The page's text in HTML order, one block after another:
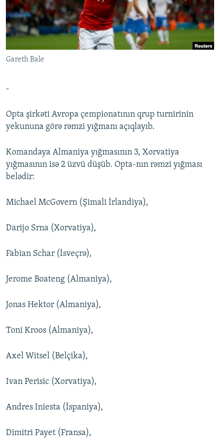
İNFOQRAFIKA
KARIKATURA
AZƏRBAYCAN ƏDƏBIYYATI KITABXANASI
İSLAM VƏ DEMOKRATIYA
İZ - MƏDƏNIYYƏT PROQRAMI
MISSIYAMIZ
PEŞƏ ETIKASI VƏ JURNALISTIKA STANDARTLARIMIZ
MATERIALLARIMIZDAN ISTIFADƏ
AZADLIQRADIOSU MOBIL TELEFONUNUZDA
BIZI IZLƏ
RFE/RL-in bütün saytları
Gareth Bale
-
Opta şirkəti Avropa çempionatının qrup turnirinin
yekununa görə rəmzi yığmanı açıqlayıb.
Komandaya Almaniya yığmasının 3, Xorvatiya
yığmasının isə 2 üzvü düşüb. Opta-nın rəmzi yığması
belədir:
Michael McGovern (Şimali İrlandiya),
Darijo Srna (Xorvatiya),
Fabian Schar (İsveçrə),
Jerome Boateng (Almaniya),
Jonas Hektor (Almaniya),
Toni Kroos (Almaniya),
Axel Witsel (Belçika),
Ivan Perisic (Xorvatiya),
Andres Iniesta (İspaniya),
Dimitri Payet (Fransa),